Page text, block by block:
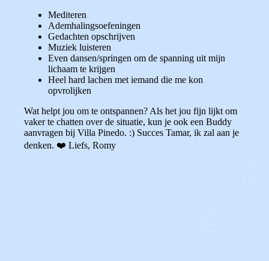
Mediteren
Ademhalingsoefeningen
Gedachten opschrijven
Muziek luisteren
Even dansen/springen om de spanning uit mijn
lichaam te krijgen
Heel hard lachen met iemand die me kon
opvrolijken
Wat helpt jou om te ontspannen? Als het jou fijn lijkt om
vaker te chatten over de situatie, kun je ook een Buddy
aanvragen bij Villa Pinedo. :) Succes Tamar, ik zal aan je
denken. ❤️ Liefs, Romy